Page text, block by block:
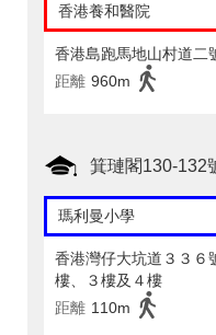
香港養和醫院
香港島跑馬地山村道二
距離 960m
箕璉閣130-132
瑪利曼小學
香港灣仔大坑道３３６
樓、３樓及４樓
距離 110m